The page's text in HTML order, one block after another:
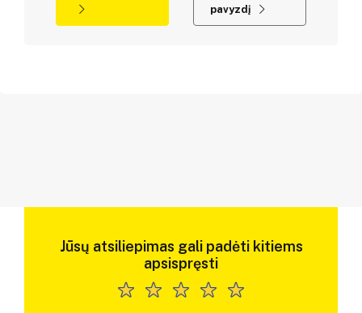
pavyzdį
Jūsų atsiliepimas gali padėti kitiems
apsispręsti